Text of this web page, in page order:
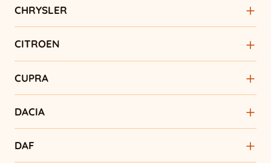
CHRYSLER
CITROEN
CUPRA
DACIA
DAF